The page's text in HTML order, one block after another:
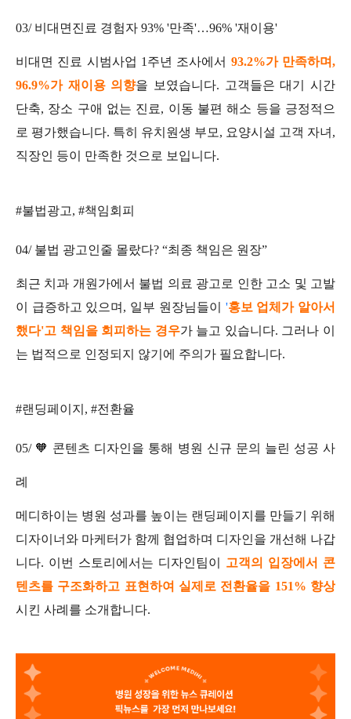
03/ 비대면진료 경험자 93% '만족'…96% '재이용'
비대면 진료 시범사업 1주년 조사에서 93.2%가 만족하며,
96.9%가 재이용 의향을 보였습니다. 고객들은 대기 시간
단축, 장소 구애 없는 진료, 이동 불편 해소 등을 긍정적으
로 평가했습니다. 특히 유치원생 부모, 요양시설 고객 자녀,
직장인 등이 만족한 것으로 보입니다.
#불법광고, #책임회피
04/ 불법 광고인줄 몰랐다? “최종 책임은 원장”
최근 치과 개원가에서 불법 의료 광고로 인한 고소 및 고발
이 급증하고 있으며, 일부 원장님들이 '홍보 업체가 알아서
했다'고 책임을 회피하는 경우가 늘고 있습니다. 그러나 이
는 법적으로 인정되지 않기에 주의가 필요합니다.
#랜딩페이지, #전환율
05/ 🧡 콘텐츠 디자인을 통해 병원 신규 문의 늘린 성공 사
례
메디하이는 병원 성과를 높이는 랜딩페이지를 만들기 위해
디자이너와 마케터가 함께 협업하며 디자인을 개선해 나갑
니다. 이번 스토리에서는 디자인팀이 고객의 입장에서 콘
텐츠를 구조화하고 표현하여 실제로 전환율을 151% 향상
시킨 사례를 소개합니다.